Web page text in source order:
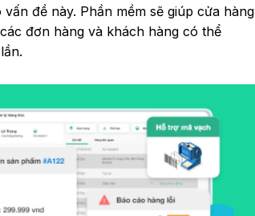
đề này. Phần mềm sẽ giúp cửa hàng
đơn hàng và khách hàng có thể